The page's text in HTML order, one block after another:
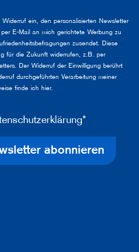
ein, den personalisierten Newsletter
E-Mail an mich gerichtete Werbung zu
zusendet. Diese
für die Zukunft widerrufen, z.B. per
Der Widerruf der Einwilligung berührt
durchgeführten Verarbeitung meiner
finde ich hier.
abonnieren